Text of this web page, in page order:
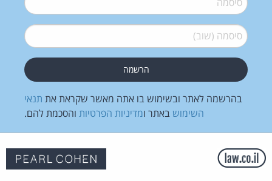
סיסמה (שוב)*
בהרשמה לאתר ובשימוש בו אתה מאשר שקראת את תנאי
השימוש באתר ומדיניות הפרטיות והסכמת להם.